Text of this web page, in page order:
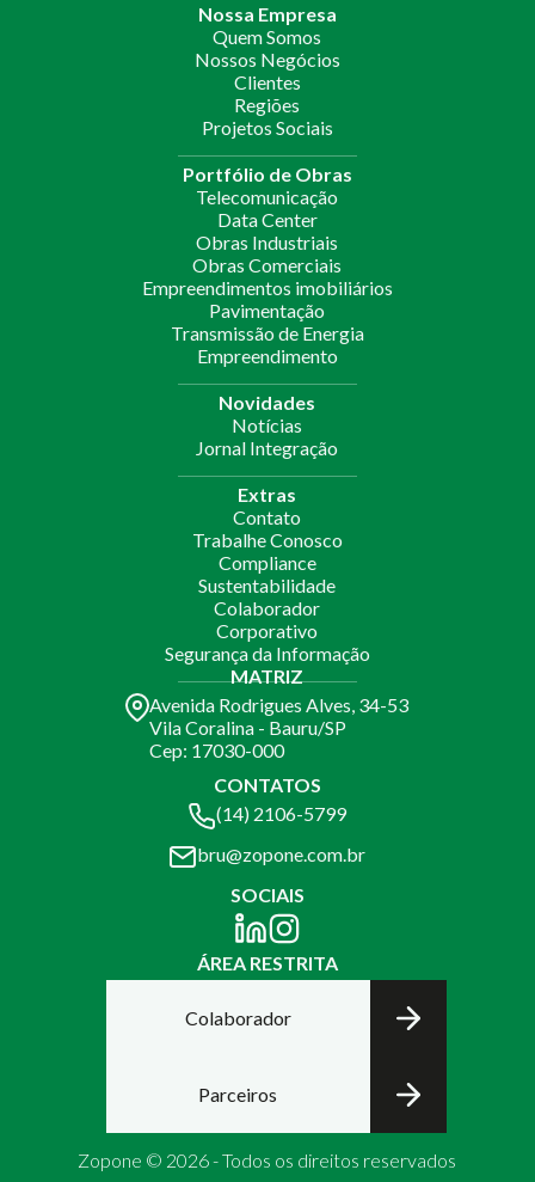
Nossa Empresa
Quem Somos
Nossos Negócios
Clientes
Regiões
Projetos Sociais
Portfólio de Obras
Telecomunicação
Data Center
Obras Industriais
Obras Comerciais
Empreendimentos imobiliários
Pavimentação
Transmissão de Energia
Empreendimento
Novidades
Notícias
Jornal Integração
Extras
Contato
Trabalhe Conosco
Compliance
Sustentabilidade
Colaborador
Corporativo
Segurança da Informação
MATRIZ
Avenida Rodrigues Alves, 34-53
Vila Coralina - Bauru/SP
Cep: 17030-000
CONTATOS
(14) 2106-5799
bru@zopone.com.br
SOCIAIS
ÁREA RESTRITA
Colaborador
Parceiros
Zopone © 2026 - Todos os direitos reservados